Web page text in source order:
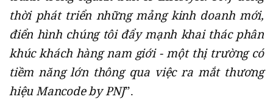
thời phát triển những mảng kinh doanh mới,
điển hình chúng tôi đẩy mạnh khai thác phân
khúc khách hàng nam giới - một thị trường có
tiềm năng lớn thông qua việc ra mắt thương
hiệu Mancode by PNJ”.